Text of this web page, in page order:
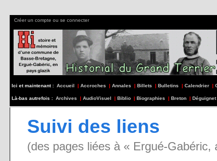
Créer un compte ou se connecter
Ici et maintenant : Accueil | Accroches | Annales | Billets | Bulletins | Calendrier |
Là-bas autrefois : Archives | AudioVisuel | Biblio | Biographies | Breton | Déguignet
Suivi des liens
(des pages liées à « Ergué-Gabéric,